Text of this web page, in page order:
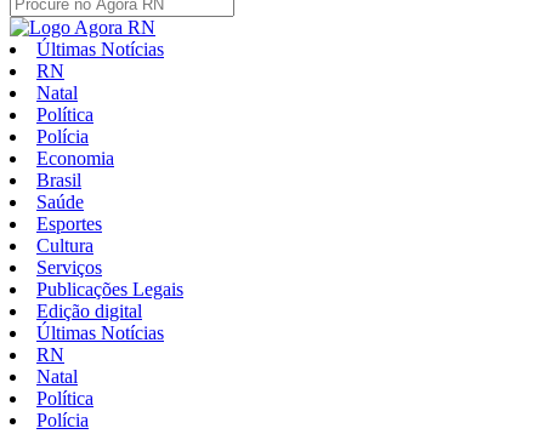
Últimas Notícias
RN
Natal
Política
Polícia
Economia
Brasil
Saúde
Esportes
Cultura
Serviços
Publicações Legais
Edição digital
Últimas Notícias
RN
Natal
Política
Polícia